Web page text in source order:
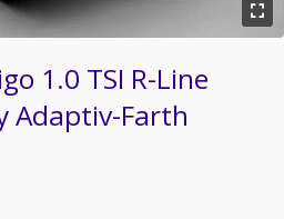
1.0 TSI R-Line
Adaptiv-Farth